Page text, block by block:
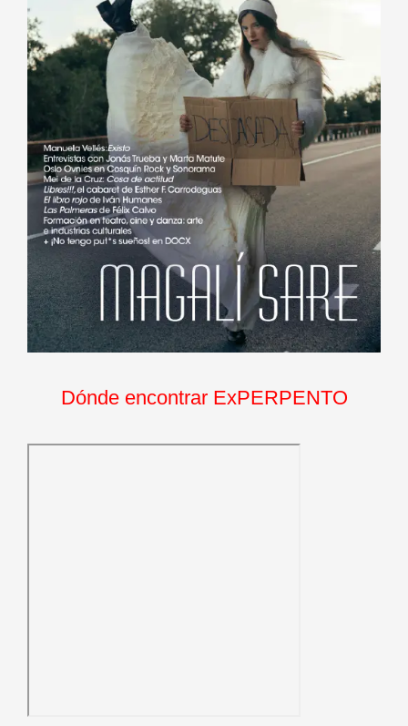
Dónde encontrar ExPERPENTO